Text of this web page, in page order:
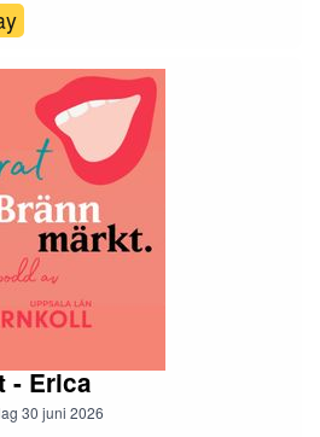
som medverkar i
Brännmärkt är en bok om
både dikt, prosa och
får vi höra mer om tankarna
- Erica
30 juni 2026